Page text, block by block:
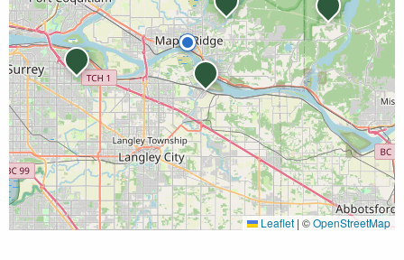
Leaflet | ©OpenStreetMap